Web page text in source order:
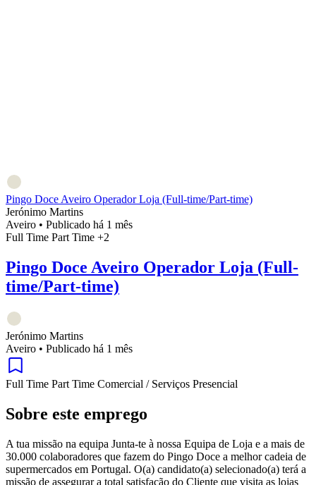
Pingo Doce Aveiro Operador Loja (Full-time/Part-time)
Jerónimo Martins
Aveiro • Publicado há 1 mês
Full Time Part Time +2
Pingo Doce Aveiro Operador Loja (Full-
time/Part-time)
Jerónimo Martins
Aveiro • Publicado há 1 mês
Full Time Part Time Comercial / Serviços Presencial
Sobre este emprego
A tua missão na equipa Junta-te à nossa Equipa de Loja e a mais de
30.000 colaboradores que fazem do Pingo Doce a melhor cadeia de
supermercados em Portugal. O(a) candidato(a) selecionado(a) terá a
missão de assegurar a total satisfação do Cliente que visita as lojas